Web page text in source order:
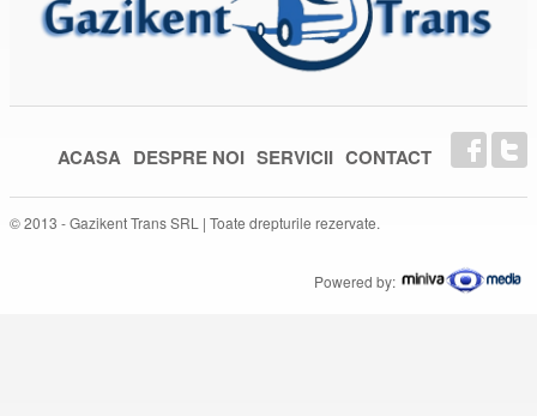
ACASA DESPRE NOI SERVICII CONTACT
© 2013 - Gazikent Trans SRL | Toate drepturile rezervate.
Powered by: